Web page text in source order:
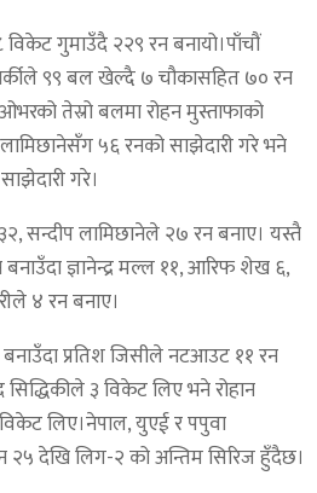
गुमाउँदै २२९ रन बनायो।पाँचौं
९९ बल खेल्दै ७ चौकासहित ७० रन
तेस्रो बलमा रोहन मुस्ताफाको
५६ रनको साझेदारी गरे भने
गरे।
सन्दीप लामिछानेले २७ रन बनाए। यस्तै
ज्ञानेन्द्र मल्ल ११, आरिफ शेख ६,
४ रन बनाए।
प्रतिश जिसीले नटआउट ११ रन
३ विकेट लिए भने रोहान
लिए।नेपाल, युएई र पपुवा
२५ देखि लिग-२ को अन्तिम सिरिज हुँदैछ।